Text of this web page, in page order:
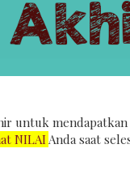
untuk mendapatkan
NILAI Anda saat